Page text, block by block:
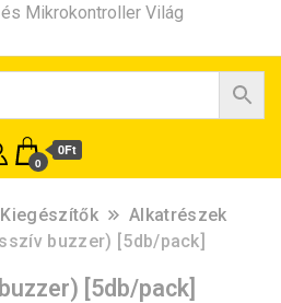
Mikrokontroller Világ
0
0Ft
Kiegészítők
Alkatrészek
buzzer) [5db/pack]
[5db/pack]